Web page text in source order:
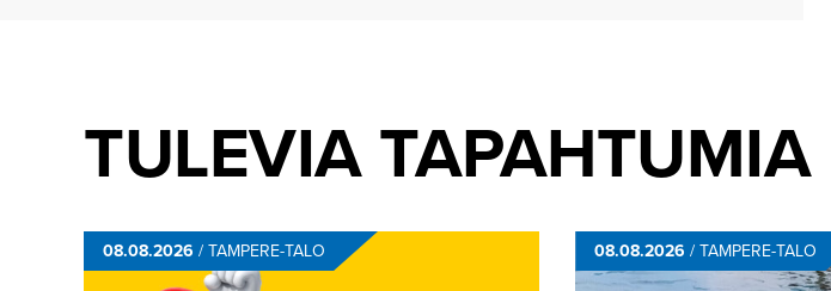
TULEVIA TAPAHTUMIA
08.08.2026 /TAMPERE-TALO 08.08.2026 /TAMPERE-TALO